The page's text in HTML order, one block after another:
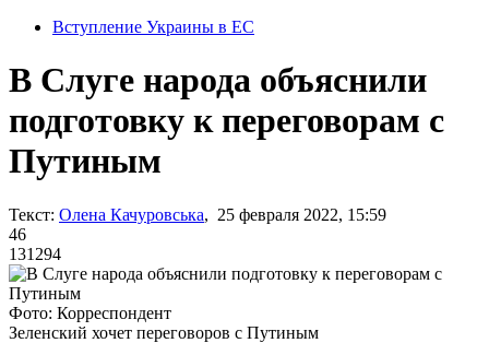
Вступление Украины в ЕС
В Слуге народа объяснили
подготовку к переговорам с
Путиным
Текст: Олена Качуровська, 25 февраля 2022, 15:59
46
131294
Фото: Корреспондент
Зеленский хочет переговоров с Путиным